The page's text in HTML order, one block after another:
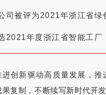
司被评为2021年浙江省绿
2021年度浙江省智能工厂
创新驱动高质量发展，
复制，不断续写新时代开